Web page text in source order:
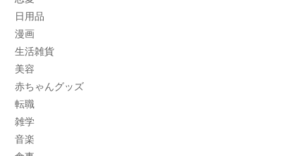
日用品
漫画
生活雑貨
美容
赤ちゃんグッズ
転職
雑学
音楽